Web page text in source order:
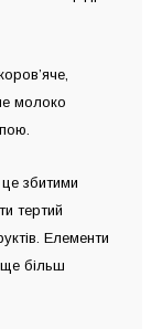
молоко
збитими
тертий
Елементи
більш